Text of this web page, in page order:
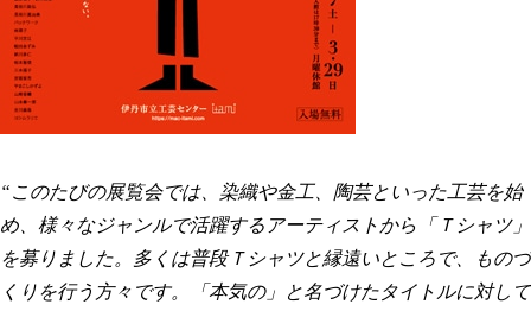
“このたびの展覧会では、染織や金工、陶芸といった工芸を始
め、様々なジャンルで活躍するアーティストから「Ｔシャツ」
を募りました。多くは普段Ｔシャツと縁遠いところで、ものづ
くりを行う方々です。「本気の」と名づけたタイトルに対して